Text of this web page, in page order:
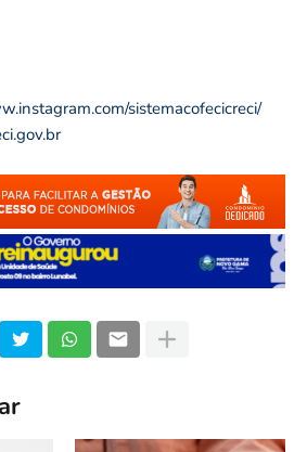
sistemacofecicreci/